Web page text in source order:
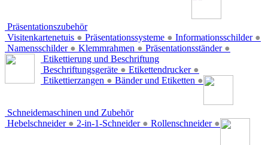
Präsentationszubehör
Visitenkartenetuis ● Präsentationssysteme ● Informationsschilder ●
Namensschilder ● Klemmrahmen ● Präsentationsständer ●
Etikettierung und Beschriftung
Beschriftungsgeräte ● Etikettendrucker ●
Etikettierzangen ● Bänder und Etiketten ●
Schneidemaschinen und Zubehör
Hebelschneider ● 2-in-1-Schneider ● Rollenschneider ●